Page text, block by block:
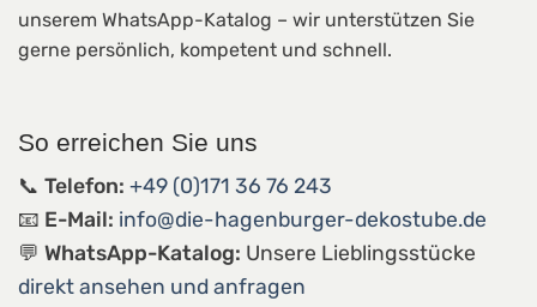
unserem WhatsApp-Katalog – wir unterstützen Sie
gerne persönlich, kompetent und schnell.
So erreichen Sie uns
📞 Telefon: +49 (0)171 36 76 243
📧 E-Mail: info@die-hagenburger-dekostube.de
💬 WhatsApp-Katalog: Unsere Lieblingsstücke
direkt ansehen und anfragen